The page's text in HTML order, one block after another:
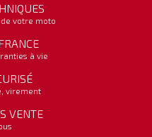
votre moto
à vie
virement
VENTE